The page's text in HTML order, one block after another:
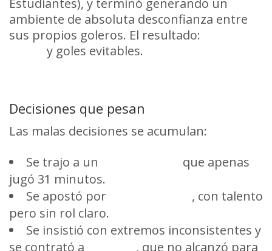
ambiente de absoluta desconfianza entre
sus propios goleros. El resultado:
y goles evitables.
Decisiones que pesan
Las malas decisiones se acumulan:
Se trajo a un
que apenas
jugó 31 minutos.
Se apostó por
, con talento
pero sin rol claro.
Se insistió con extremos inconsistentes y
se contrató a
, que no alcanzó para